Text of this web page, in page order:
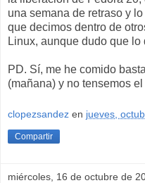
una semana de retraso y
que decimos dentro de
Linux, aunque dudo que
PD. Sí, me he comido
(mañana) y no tensemos
clopezsandez en jueves,
Compartir
miércoles, 16 de octubre de